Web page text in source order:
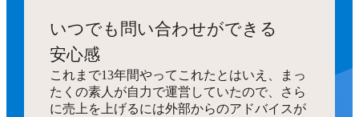
いつでも 問い合わせができる
安心感
これまで13年間やってこれたとはいえ、まっ
たくの素人が自力で運営していたので、さら
に売上を上げるには外部からのアドバイスが